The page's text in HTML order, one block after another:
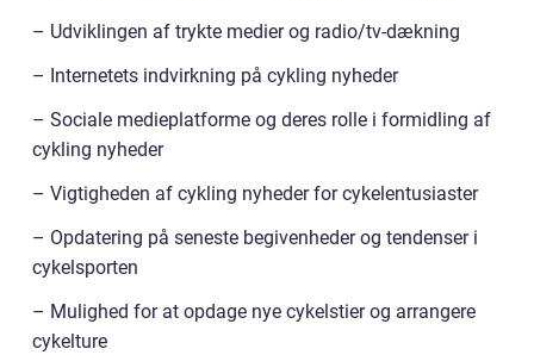
– Udviklingen af trykte medier og radio/tv-dækning
– Internetets indvirkning på cykling nyheder
– Sociale medieplatforme og deres rolle i formidling af
cykling nyheder
– Vigtigheden af cykling nyheder for cykelentusiaster
– Opdatering på seneste begivenheder og tendenser i
cykelsporten
– Mulighed for at opdage nye cykelstier og arrangere
cykelture